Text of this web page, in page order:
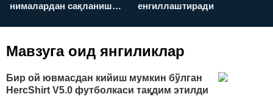
нималардан сақланиш
енгиллаштиради
Мавзуга оид янгиликлар
Бир ой ювмасдан кийиш мумкин бўлган
HercShirt V5.0 футболкаси тақдим этилди